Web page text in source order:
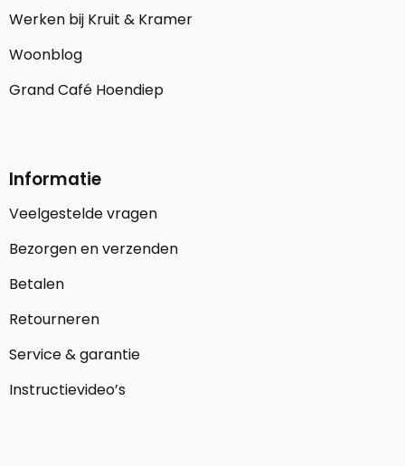
Werken bij Kruit & Kramer
Woonblog
Grand Café Hoendiep
Informatie
Veelgestelde vragen
Bezorgen en verzenden
Betalen
Retourneren
Service & garantie
Instructievideo’s